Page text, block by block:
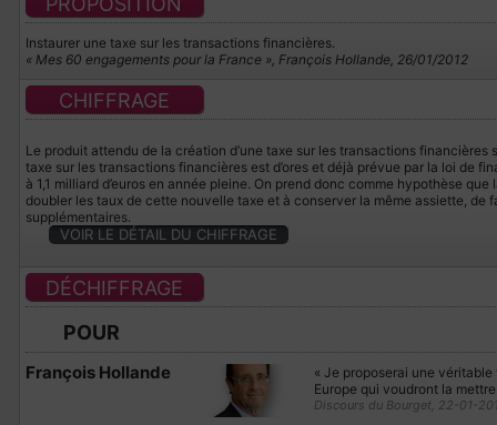
Instaurer une taxe sur les transactions financières.
« Mes 60 engagements pour la France », François Hollande, 26/01/2012
CHIFFRAGE
Le produit attendu de la création d’une taxe sur les transactions financières
taxe sur les transactions financières est d’ores et déjà prévue par la loi de
à 1,1 milliard d’euros en année pleine. On prend donc comme hypothèse
doubler les taux de cette nouvelle taxe et à conserver la même assiette, de
supplémentaires.
VOIR LE DÉTAIL DU CHIFFRAGE
DÉCHIFFRAGE
POUR
François Hollande
« Je proposerai une
Europe qui voudront la
Discours du Bourget, 22-01-